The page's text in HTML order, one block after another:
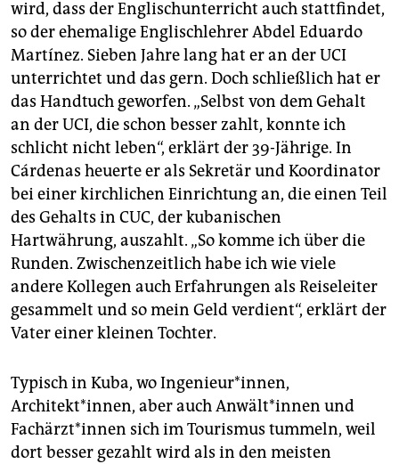
wird, dass der Englischunterricht auch stattfindet,
so der ehemalige Englischlehrer Abdel Eduardo
Martínez. Sieben Jahre lang hat er an der UCI
unterrichtet und das gern. Doch schließlich hat er
das Handtuch geworfen. „Selbst von dem Gehalt
an der UCI, die schon besser zahlt, konnte ich
schlicht nicht leben“, erklärt der 39-Jährige. In
Cárdenas heuerte er als Sekretär und Koordinator
bei einer kirchlichen Einrichtung an, die einen Teil
des Gehalts in CUC, der kubanischen
Hartwährung, auszahlt. „So komme ich über die
Runden. Zwischenzeitlich habe ich wie viele
andere Kollegen auch Erfahrungen als Reiseleiter
gesammelt und so mein Geld verdient“, erklärt der
Vater einer kleinen Tochter.
Typisch in Kuba, wo Ingenieur*innen,
Architekt*innen, aber auch Anwält*innen und
Fachärzt*innen sich im Tourismus tummeln, weil
dort besser gezahlt wird als in den meisten